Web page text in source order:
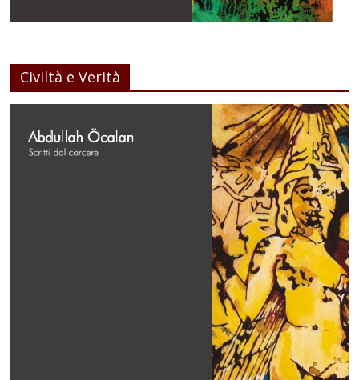
Civiltà e Verità